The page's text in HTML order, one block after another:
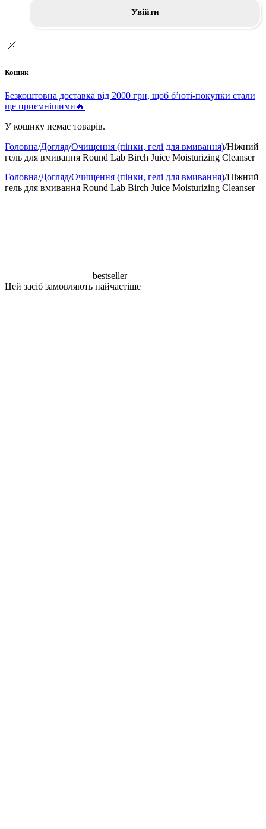
Увійти
Кошик
Безкоштовна доставка від 2000 грн, щоб б’юті-покупки стали
ще приємнішими🔥
У кошику немає товарів.
Головна/Догляд/Очищення (пінки, гелі для вмивання)/Ніжний
гель для вмивання Round Lab Birch Juice Moisturizing Cleanser
Головна/Догляд/Очищення (пінки, гелі для вмивання)/Ніжний
гель для вмивання Round Lab Birch Juice Moisturizing Cleanser
bestseller
Цей засіб замовляють найчастіше